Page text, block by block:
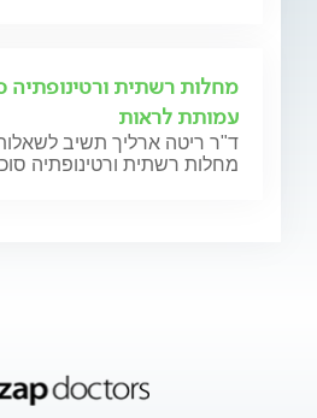
מחלות רשתית ורטינופתיה
עמותת לראות
ד"ר ריטה ארליך תשיב
מחלות רשתית ורטינופתיה